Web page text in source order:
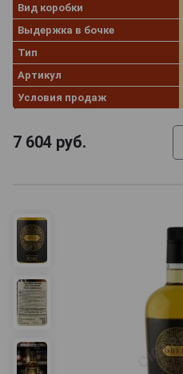
Вид коробки
Выдержка в бочке
Тип
Артикул
Условия продаж
7 604 руб.